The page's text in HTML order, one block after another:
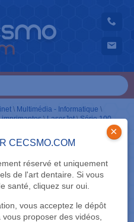
CECSMO.COM
réservé et uniquement
de l'art dentaire. Si vous
santé, cliquez sur oui.
vous acceptez le dépôt
proposer des vidéos,
×
\ Multimédia - Informatique \
\LaserJet\Série 100